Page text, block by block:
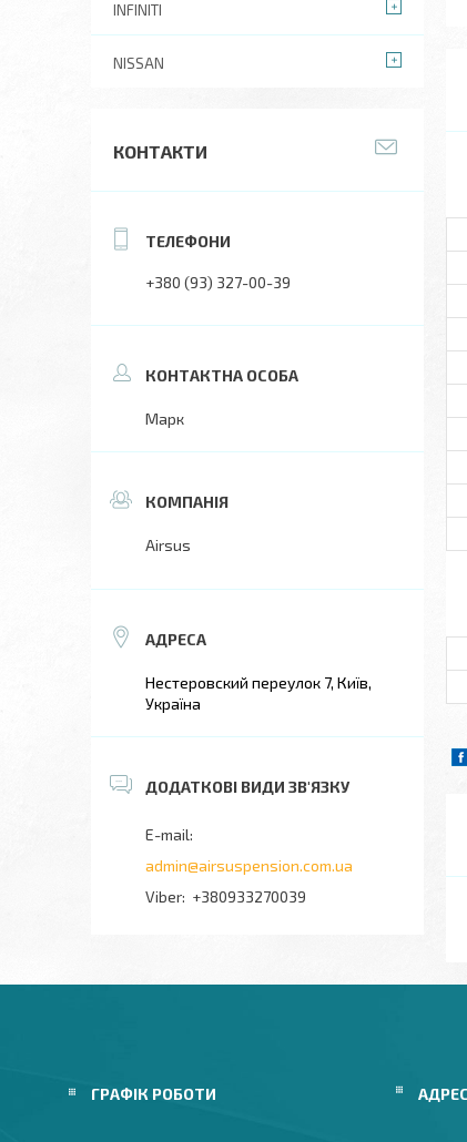
INFINITI
NISSAN
КОНТАКТИ
+380 (93) 327-00-39
Марк
Airsus
Нестеровский переулок 7, Київ,
Україна
admin@airsuspension.com.ua
+380933270039
ГРАФІК РОБОТИ